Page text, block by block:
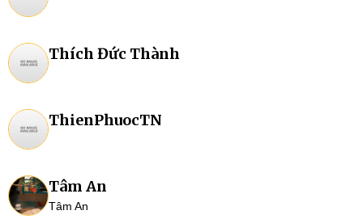
Thích Đức Thành
ThienPhuocTN
Tâm An
Tâm An